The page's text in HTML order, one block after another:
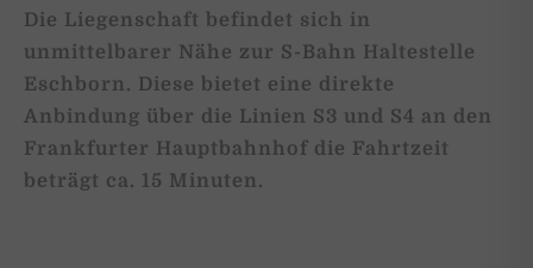
Die Liegenschaft befindet sich in
unmittelbarer Nähe zur S-Bahn Haltestelle
Eschborn. Diese bietet eine direkte
Anbindung über die Linien S3 und S4 an den
Frankfurter Hauptbahnhof die Fahrtzeit
beträgt ca. 15 Minuten.